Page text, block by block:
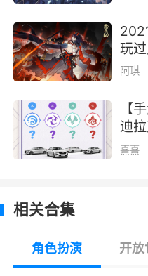
备，植物可以用来给
四、开箱子
游戏背景
在七种元素交汇
你从世界之外漂
尘世元素的七神，直
玩过
阿琪
【
迪
造谣
熹熹
相关合集
角色扮演 开放